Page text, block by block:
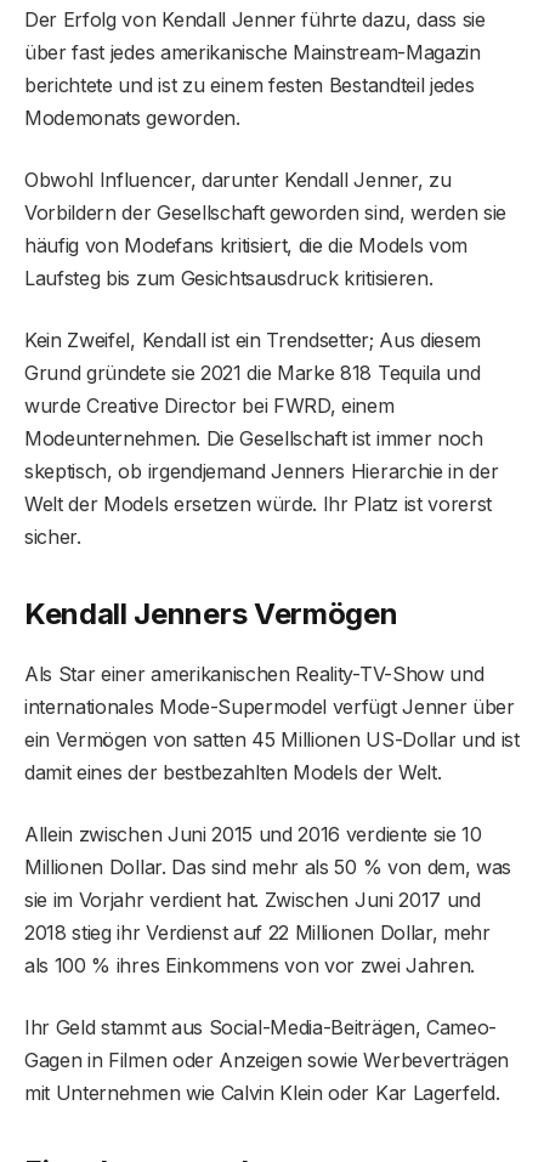
Der Erfolg von Kendall Jenner führte dazu, dass sie
über fast jedes amerikanische Mainstream-Magazin
berichtete und ist zu einem festen Bestandteil jedes
Modemonats geworden.
Obwohl Influencer, darunter Kendall Jenner, zu
Vorbildern der Gesellschaft geworden sind, werden sie
häufig von Modefans kritisiert, die die Models vom
Laufsteg bis zum Gesichtsausdruck kritisieren.
Kein Zweifel, Kendall ist ein Trendsetter; Aus diesem
Grund gründete sie 2021 die Marke 818 Tequila und
wurde Creative Director bei FWRD, einem
Modeunternehmen. Die Gesellschaft ist immer noch
skeptisch, ob irgendjemand Jenners Hierarchie in der
Welt der Models ersetzen würde. Ihr Platz ist vorerst
sicher.
Kendall Jenners Vermögen
Als Star einer amerikanischen Reality-TV-Show und
internationales Mode-Supermodel verfügt Jenner über
ein Vermögen von satten 45 Millionen US-Dollar und ist
damit eines der bestbezahlten Models der Welt.
Allein zwischen Juni 2015 und 2016 verdiente sie 10
Millionen Dollar. Das sind mehr als 50 % von dem, was
sie im Vorjahr verdient hat. Zwischen Juni 2017 und
2018 stieg ihr Verdienst auf 22 Millionen Dollar, mehr
als 100 % ihres Einkommens von vor zwei Jahren.
Ihr Geld stammt aus Social-Media-Beiträgen, Cameo-
Gagen in Filmen oder Anzeigen sowie Werbeverträgen
mit Unternehmen wie Calvin Klein oder Kar Lagerfeld.